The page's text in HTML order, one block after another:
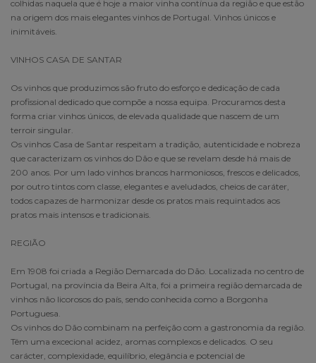
colhidas naquela que é hoje a maior vinha contínua da região e que estão
na origem dos mais elegantes vinhos de Portugal. Vinhos únicos e
inimitáveis.
VINHOS CASA DE SANTAR
Os vinhos que produzimos são fruto do esforço e dedicação de cada
profissional dedicado que compõe a nossa equipa. Procuramos desta
forma criar vinhos únicos, de elevada qualidade que nascem de um
terroir singular.
Os vinhos Casa de Santar respeitam a tradição, autenticidade e nobreza
que caracterizam os vinhos do Dão e que se revelam desde há mais de
200 anos. Por um lado vinhos brancos harmoniosos, frescos e delicados,
por outro tintos com classe, elegantes e aveludados, cheios de caráter,
todos capazes de harmonizar desde os pratos mais requintados aos
pratos mais intensos e tradicionais.
REGIÃO
Em 1908 foi criada a Região Demarcada do Dão. Localizada no centro de
Portugal, na província da Beira Alta, foi a primeira região demarcada de
vinhos não licorosos do país, sendo conhecida como a Borgonha
Portuguesa.
Os vinhos do Dão combinam na perfeição com a gastronomia da região.
Têm uma excecional acidez, aromas complexos e delicados. O seu
carácter, complexidade, equilíbrio, elegância e potencial de